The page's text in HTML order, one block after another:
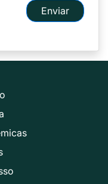
Enviar